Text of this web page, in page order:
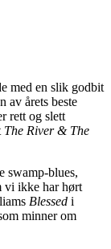
med en slik godbit
av årets beste
rett og slett
The River & The
swamp-blues,
vi ikke har hørt
Blessed i
minner om